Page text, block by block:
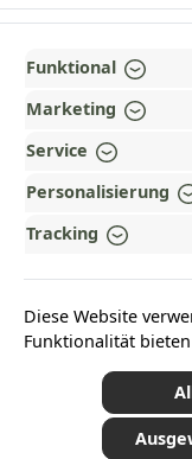
ZAHLUNGS- UND
WARUM HEAD-
UNSERE
*Alle Preise inkl.
© 2026 Plamundo
Funktional
Marketing
Service
Personalisierung
Tracking
Diese Website
Funktionalität